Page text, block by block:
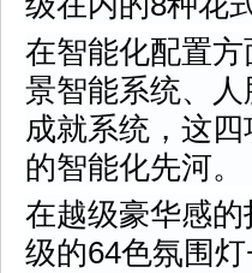
在智能化配置
景智能系统、
成就系统，这
的智能化先河。
在越级豪华感
级的64色氛围